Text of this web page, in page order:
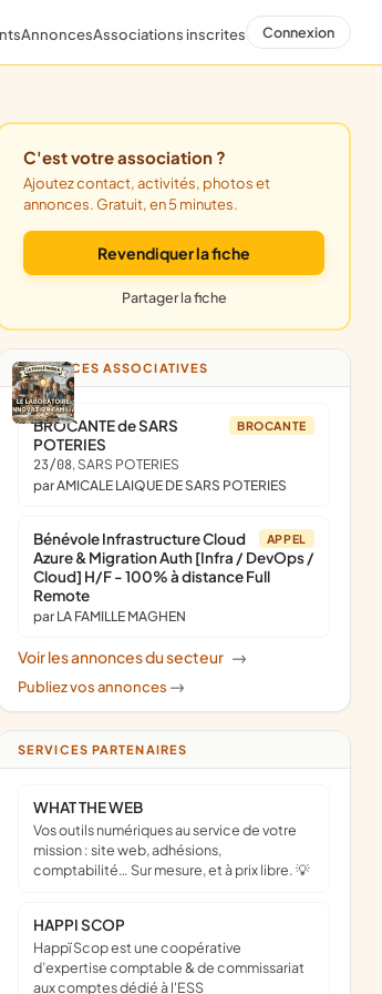
AnnoncesAssociations inscrites Connexion
C'est votre association ?
Ajoutez contact, activités, photos et
annonces. Gratuit, en 5 minutes.
Revendiquer la fiche
Partager la fiche
ANNONCES ASSOCIATIVES
BROCANTE
BROCANTE de SARS
POTERIES
23/08, SARS POTERIES
par AMICALE LAIQUE DE SARS POTERIES
APPEL
Bénévole Infrastructure Cloud
Azure & Migration Auth [Infra / DevOps /
Cloud] H/F - 100% à distance Full
Remote
par LA FAMILLE MAGHEN
Voir les annonces du secteur ->
Publiez vos annonces ->
SERVICES PARTENAIRES
WHAT THE WEB
Vos outils numériques au service de votre
mission : site web, adhésions,
comptabilité… Sur mesure, et à prix libre. 💡
HAPPI SCOP
Happï Scop est une coopérative
d’expertise comptable & de commissariat
aux comptes dédié à l'ESS